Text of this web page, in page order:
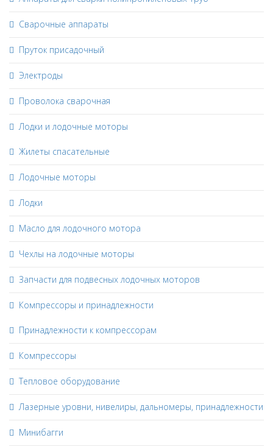
Сварочные аппараты
Пруток присадочный
Электроды
Проволока сварочная
Лодки и лодочные моторы
Жилеты спасательные
Лодочные моторы
Лодки
Масло для лодочного мотора
Чехлы на лодочные моторы
Запчасти для подвесных лодочных моторов
Компрессоры и принадлежности
Принадлежности к компрессорам
Компрессоры
Тепловое оборудование
Лазерные уровни, нивелиры, дальномеры, принадлежности
Минибагги